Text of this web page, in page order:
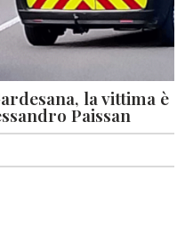
la vittima è
Paissan